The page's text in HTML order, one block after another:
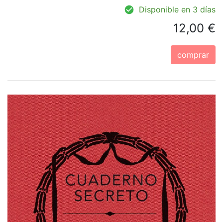
Disponible en 3 días
12,00 €
comprar